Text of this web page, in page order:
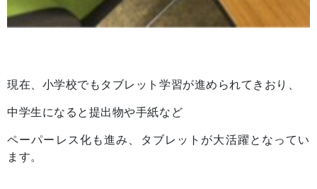
現在、小学校でもタブレット学習が進められてきおり、
中学生になると提出物や手紙など
ペーパーレス化も進み、タブレットが大活躍となってい
ます。